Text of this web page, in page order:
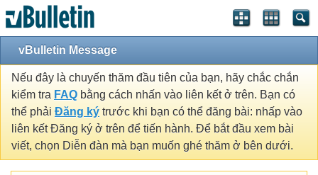
vBulletin Message
Nếu đây là chuyến thăm đầu tiên của bạn, hãy chắc chắn
kiểm tra FAQ bằng cách nhấn vào liên kết ở trên. Bạn có
thể phải Đăng ký trước khi bạn có thể đăng bài: nhấp vào
liên kết Đăng ký ở trên để tiến hành. Để bắt đầu xem bài
viết, chọn Diễn đàn mà bạn muốn ghé thăm ở bên dưới.